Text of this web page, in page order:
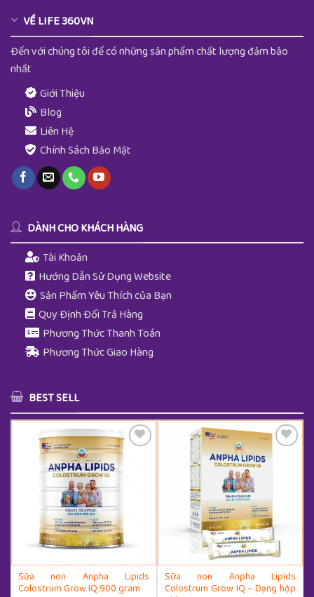
VỀ LIFE 360VN
Đến với chúng tôi để có những sản phẩm chất lượng đảm bảo
nhất
Giới Thiệu
Blog
Liên Hệ
Chính Sách Bảo Mật
DÀNH CHO KHÁCH HÀNG
Tài Khoản
Hướng Dẫn Sử Dụng Website
Sản Phẩm Yêu Thích của Bạn
Quy Định Đổi Trả Hàng
Phương Thức Thanh Toán
Phương Thức Giao Hàng
BEST SELL
Thêm Yêu Thích
Sữa non Anpha Lipids
Colostrum Grow IQ 900 gram
Thêm Yêu Thích
Sữa non Anpha Lipids
Colostrum Grow IQ – Dạng hộp